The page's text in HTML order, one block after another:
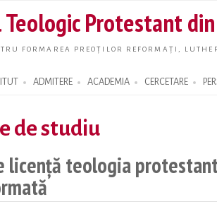
main
Protestant
FORMAREA PREOȚILOR REFORMAȚI,
ADMITERE ACADEMIA CERCETARE
de studiu
licență teologia